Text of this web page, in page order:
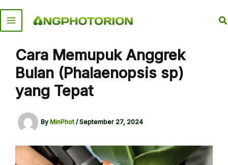
content
Cara Memupuk Anggrek
Bulan (Phalaenopsis sp)
yang Tepat
By MinPhot /September 27, 2024